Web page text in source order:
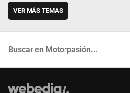
VER MÁS TEMAS